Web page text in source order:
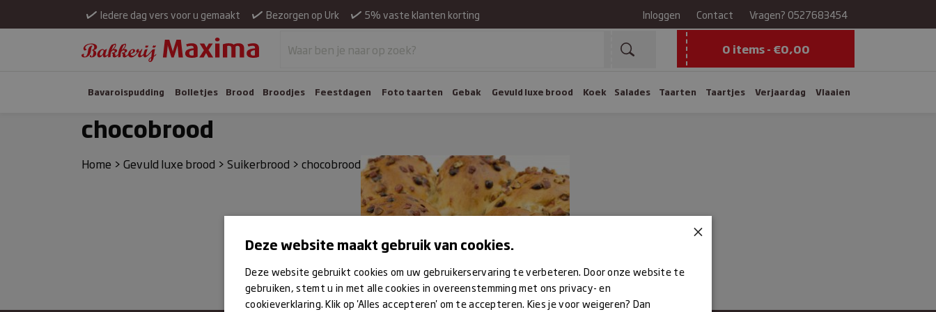
Iedere dag vers voor u gemaakt Bezorgen op Urk 5% vaste klanten korting Inloggen Contact Vragen? 0527683454
0 items - €0,00
Bavaroispudding Bolletjes Brood Broodjes Feestdagen Foto taarten Gebak Gevuld luxe brood Koek Salades Taarten Taartjes Verjaardag Vlaaien
chocobrood
Home > Gevuld luxe brood > Suikerbrood > chocobrood
×
Deze website maakt gebruik van cookies.
Deze website gebruikt cookies om uw gebruikerservaring te verbeteren. Door onze website te
gebruiken, stemt u in met alle cookies in overeenstemming met ons privacy- en
cookieverklaring. Klik op 'Alles accepteren' om te accepteren. Kies je voor weigeren? Dan